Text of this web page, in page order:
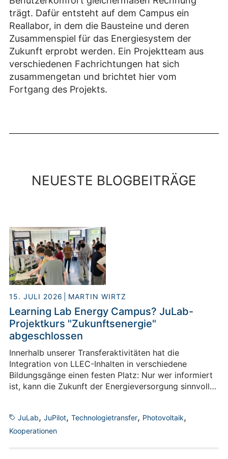
trägt. Dafür entsteht auf dem Campus ein
Reallabor, in dem die Bausteine und deren
Zusammenspiel für das Energiesystem der
Zukunft erprobt werden. Ein Projektteam aus
verschiedenen Fachrichtungen hat sich
zusammengetan und brichtet hier vom
Fortgang des Projekts.
NEUESTE BLOGBEITRÄGE
15. JULI 2026 MARTIN WIRTZ
Learning Lab Energy Campus? JuLab-
Projektkurs "Zukunftsenergie"
abgeschlossen
Innerhalb unserer Transferaktivitäten hat die
Integration von LLEC-Inhalten in verschiedene
Bildungsgänge einen festen Platz: Nur wer informiert
ist, kann die Zukunft der Energieversorgung sinnvoll
deshalb einen relevanten Teil der über 1.000
Besucherinnen und Besucher aus, die wir im Laufe der
JuLab, JuPilot, Technologietransfer, Photovoltaik,
Kooperationen